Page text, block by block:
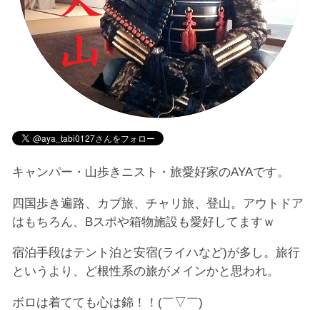
キャンパー・山歩きニスト・旅愛好家のAYAです。
四国歩き遍路、カブ旅、チャリ旅、登山。アウトドア
はもちろん、Bスポや箱物施設も愛好してますｗ
宿泊手段はテント泊と安宿(ライハなど)が多し。旅行
というより、ど根性系の旅がメインかと思われ。
ボロは着てても心は錦！！(￣▽￣)